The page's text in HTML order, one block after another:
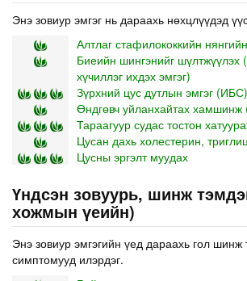
Энэ зовиур эмгэг нь дараахь нөхцлүүдэд
Алтлаг стафилококкийн
Биеийн шингэнийг шүлтжүүлэх
хүчиллэг ихдэх эмгэг)
Зүрхний цус дутлын эмгэг (ИБС)
Өндгөвч уйланхайтах
Тараагуур судас тостон
Цусан дахь холестерин,
Цусны эргэлт муудах
Үндсэн зовуурь, шинж
хожмын үеийн)
Энэ зовиур эмгэгийн үед дараахь гол шинж
симптомууд илэрдэг.